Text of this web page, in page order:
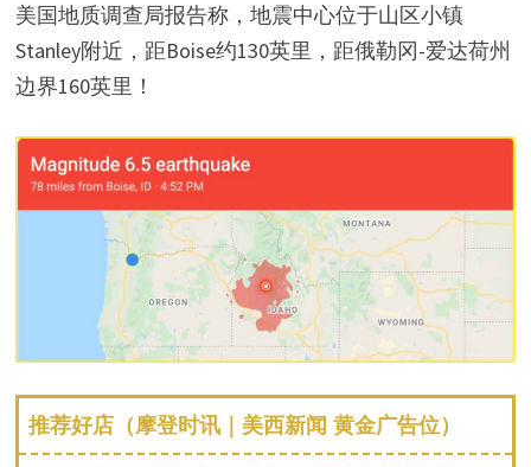
美国地质调查局报告称，地震中心位于山区小镇
Stanley附近，距Boise约130英里，距俄勒冈-爱达荷州
边界160英里！
推荐好店（摩登时讯｜美西新闻 黄金广告位）